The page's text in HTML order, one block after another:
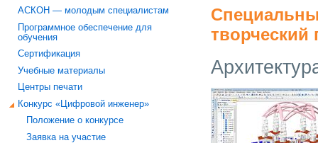
АСКОН — молодым специалистам
Программное обеспечение для
обучения
Сертификация
Учебные материалы
Центры печати
Конкурс «Цифровой инженер»
Положение о конкурсе
Заявка на участие
творческий